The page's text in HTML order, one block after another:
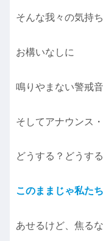
そんな我々の気持
お構いなしに
鳴りやまない警戒音
そしてアナウンス
どうする？どうす
このままじゃ私た
あせるけど、焦る